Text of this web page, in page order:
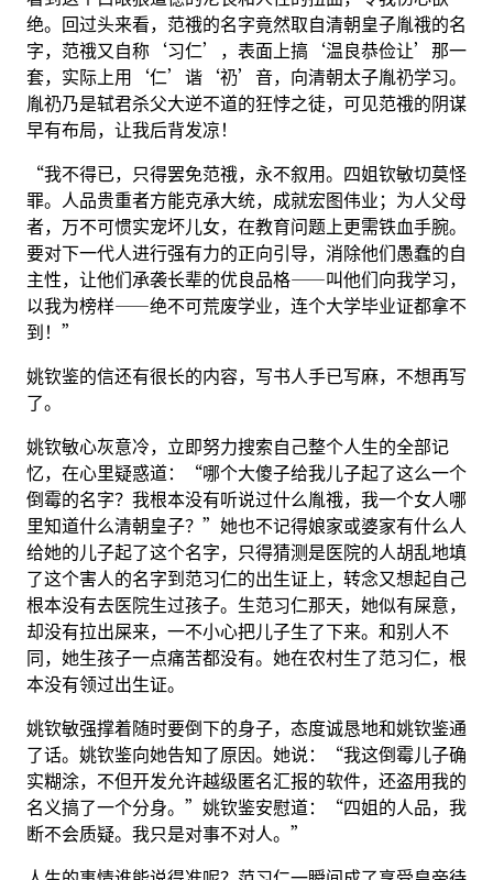
绝。回过头来看，范䄉的名字竟然取自清朝皇子胤䄉的名
字，范䄉又自称‘习仁’，表面上搞‘温良恭俭让’那一
套，实际上用‘仁’谐‘礽’音，向清朝太子胤礽学习。
胤礽乃是轼君杀父大逆不道的狂悖之徒，可见范䄉的阴谋
早有布局，让我后背发凉！
“我不得已，只得罢免范䄉，永不叙用。四姐钦敏切莫怪
罪。人品贵重者方能克承大统，成就宏图伟业；为人父母
者，万不可惯实宠坏儿女，在教育问题上更需铁血手腕。
要对下一代人进行强有力的正向引导，消除他们愚蠢的自
主性，让他们承袭长辈的优良品格——叫他们向我学习，
以我为榜样——绝不可荒废学业，连个大学毕业证都拿不
到！”
姚钦鉴的信还有很长的内容，写书人手已写麻，不想再写
了。
姚钦敏心灰意冷，立即努力搜索自己整个人生的全部记
忆，在心里疑惑道：“哪个大傻子给我儿子起了这么一个
倒霉的名字？我根本没有听说过什么胤䄉，我一个女人哪
里知道什么清朝皇子？”她也不记得娘家或婆家有什么人
给她的儿子起了这个名字，只得猜测是医院的人胡乱地填
了这个害人的名字到范习仁的出生证上，转念又想起自己
根本没有去医院生过孩子。生范习仁那天，她似有屎意，
却没有拉出屎来，一不小心把儿子生了下来。和别人不
同，她生孩子一点痛苦都没有。她在农村生了范习仁，根
本没有领过出生证。
姚钦敏强撑着随时要倒下的身子，态度诚恳地和姚钦鉴通
了话。姚钦鉴向她告知了原因。她说：“我这倒霉儿子确
实糊涂，不但开发允许越级匿名汇报的软件，还盗用我的
名义搞了一个分身。”姚钦鉴安慰道：“四姐的人品，我
断不会质疑。我只是对事不对人。”